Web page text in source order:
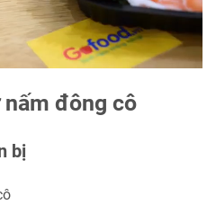
nấm đông cô
bị